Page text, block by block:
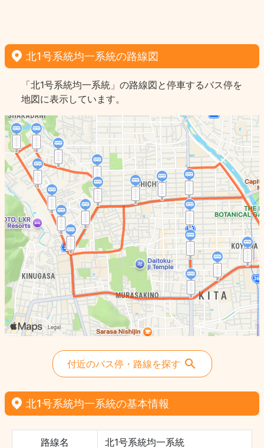
北1号系統均一系統の路線図
「北1号系統均一系統」の路線図と停車するバス停を
地図に表示しています。
付近のバス停・路線を探す
北1号系統均一系統の基本情報
路線名 北1号系統均一系統